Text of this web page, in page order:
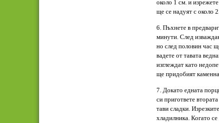
около 1 см. и
ще се надуят с около
6. Пъхнете в
минути. След
но след половин час
вадете от тавата
изглеждат като
ще придобият
7. Докато едната
си пригответе
тави сладки.
хладилника. Когато